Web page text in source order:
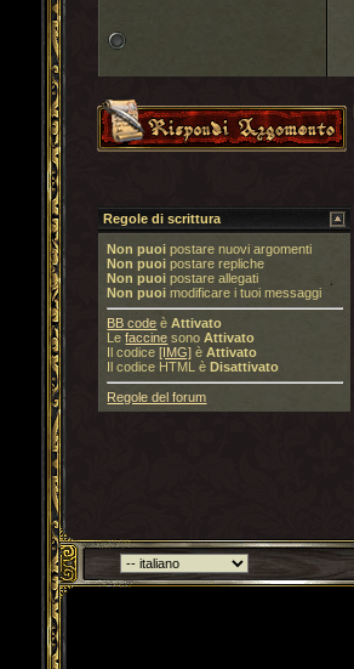
Regole di scrittura
Non puoi postare nuovi argomenti
Non puoi postare repliche
Non puoi postare allegati
Non puoi modificare i tuoi messaggi
BB code èAttivato
Lefaccine sonoAttivato
Il codice[IMG] èAttivato
Il codice HTML èDisattivato
Regole del forum